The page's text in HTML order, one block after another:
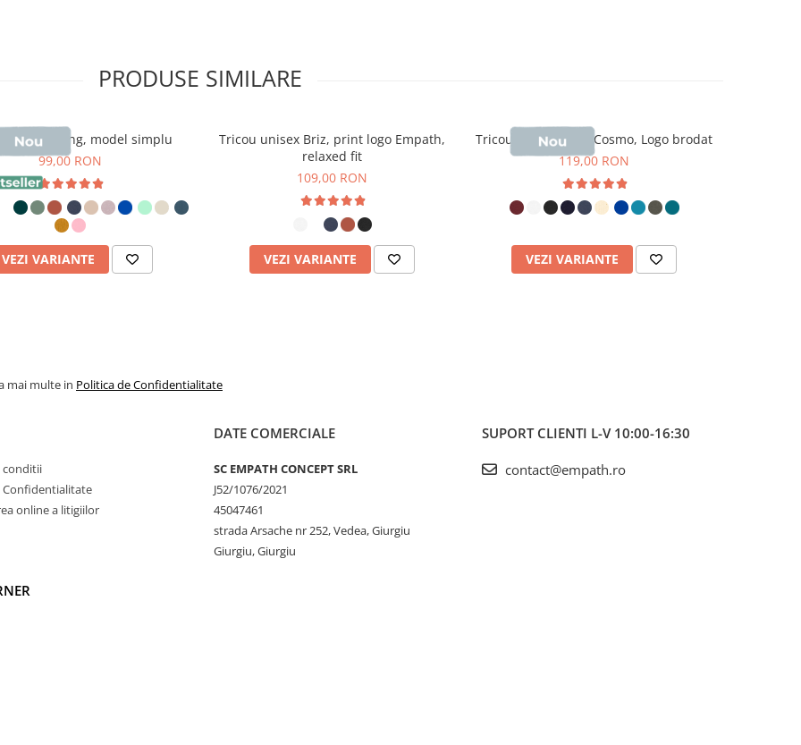
de pieptănare a
pentru a crea
două efecte principale:
mai ales dacă sunt
de fibre eliminate în
stabil.
Materialul moale și
să respire și asigurând
l în alegerea
PRODUSE SIMILARE
unisex Sting, model simplu
99,00 RON
VEZI VARIANTE
Tricou unisex Briz, print logo Empath,
relaxed fit
109,00 RON
VEZI VARIANTE
Tricou polo barbati Cosmo, Logo brodat
119,00 RON
VEZI VARIANTE
mai multe in Politica de Confidentialitate
conditii
Confidentialitate
online a litigiilor
DATE COMERCIALE
SC EMPATH CONCEPT SRL
J52/1076/2021
45047461
strada Arsache nr 252, Vedea, Giurgiu
Giurgiu, Giurgiu
SUPORT CLIENTI L-V 10:00-16:30
contact@empath.ro